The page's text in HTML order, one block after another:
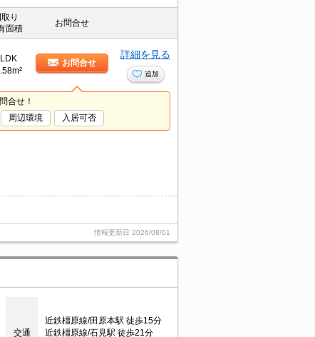
取り
面積
お問合せ
お問合せ
詳細を見る
追加
合せ！
周辺環境 入居可否
情報更新日 2026/08/01
交通
近鉄橿原線/田原本駅 徒歩15分
近鉄橿原線/石見駅 徒歩21分